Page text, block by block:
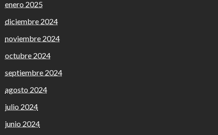
enero 2025
diciembre 2024
noviembre 2024
octubre 2024
septiembre 2024
agosto 2024
julio 2024
junio 2024